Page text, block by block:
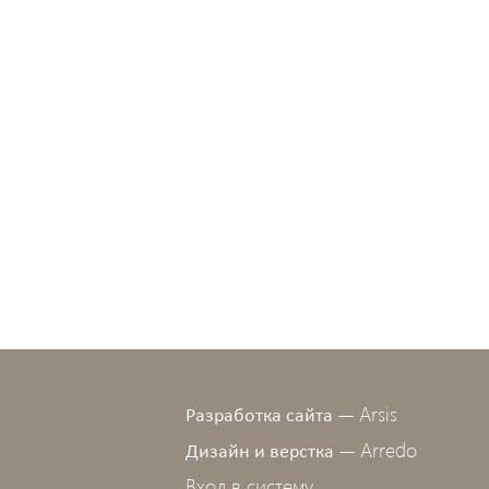
Разработка сайта — Arsis
Дизайн и верстка — Arredo